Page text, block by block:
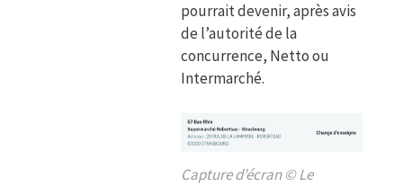
pourrait devenir, après avis
de l’autorité de la
concurrence, Netto ou
Intermarché.
Capture d’écran © Le